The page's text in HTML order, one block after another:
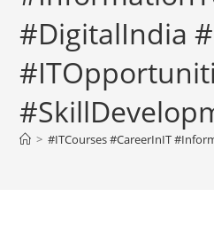
#DigitalIndia
> #ITCourses #CareerInIT